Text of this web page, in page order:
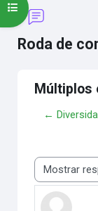
Roda de
Abrir índice do curso
Múltiplos
←
Modo de